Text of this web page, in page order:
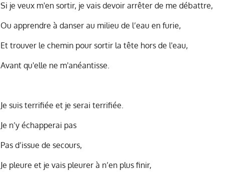
Si je veux m'en sortir, je vais devoir arrêter de me débattre,
Ou apprendre à danser au milieu de l’eau en furie,
Et trouver le chemin pour sortir la tête hors de l'eau,
Avant qu'elle ne m'anéantisse.
Je suis terrifiée et je serai terrifiée.
Je n’y échapperai pas
Pas d’issue de secours,
Je pleure et je vais pleurer à n’en plus finir,